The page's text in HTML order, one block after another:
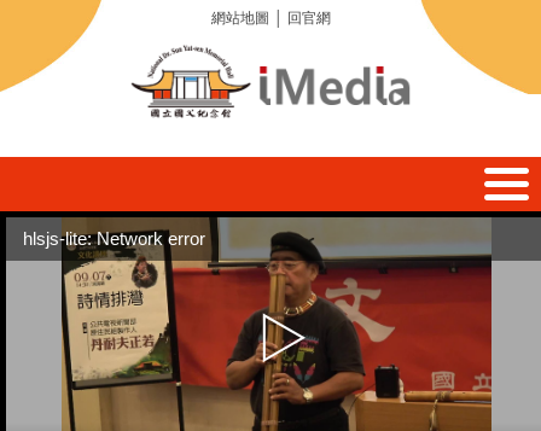
網站地圖 回官網
hlsjs-lite: Network error